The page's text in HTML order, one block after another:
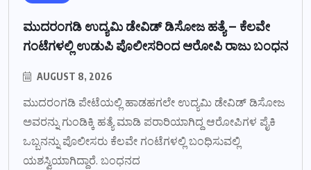
ಮುದರಂಗಡಿ ಉದ್ಯಮಿ ಡೇವಿಡ್ ಡಿಸೋಜ ಹತ್ಯೆ – ಕೆಲವೇ
ಗಂಟೆಗಳಲ್ಲಿ ಉಡುಪಿ ಪೊಲೀಸರಿಂದ ಆರೋಪಿ ರಾಜು ಬಂಧನ
AUGUST 8, 2026
ಮುದರಂಗಡಿ ಪೇಟೆಯಲ್ಲಿ ಹಾಡಹಗಲೇ ಉದ್ಯಮಿ ಡೇವಿಡ್ ಡಿಸೋಜ
ಅವರನ್ನು ಗುಂಡಿಕ್ಕಿ ಹತ್ಯೆ ಮಾಡಿ ಪರಾರಿಯಾಗಿದ್ದ ಆರೋಪಿಗಳ ಪೈಕಿ
ಒಬ್ಬನನ್ನು ಪೊಲೀಸರು ಕೆಲವೇ ಗಂಟೆಗಳಲ್ಲಿ ಬಂಧಿಸುವಲ್ಲಿ
ಯಶಸ್ವಿಯಾಗಿದ್ದಾರೆ. ಬಂಧನದ